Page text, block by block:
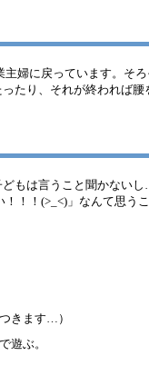
婦に戻っています。そ
たり、それが終われば腰
どもは言うこと聞かない
！！(>_<)」なんて思う
きます…）
遊ぶ。